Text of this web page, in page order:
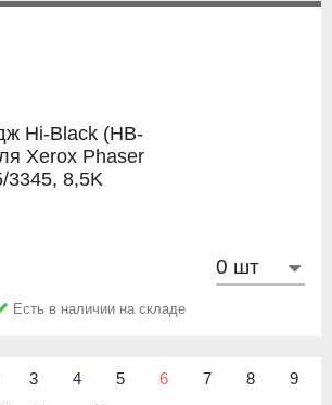
Hi-Black (HB-
Xerox Phaser
3345, 8,5K
Есть в наличии на складе
3 4 5 6 7 8
9